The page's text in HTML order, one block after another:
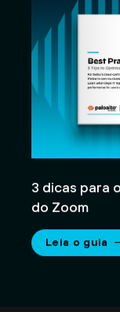
3 dicas para
do Zoom
Leia o guia